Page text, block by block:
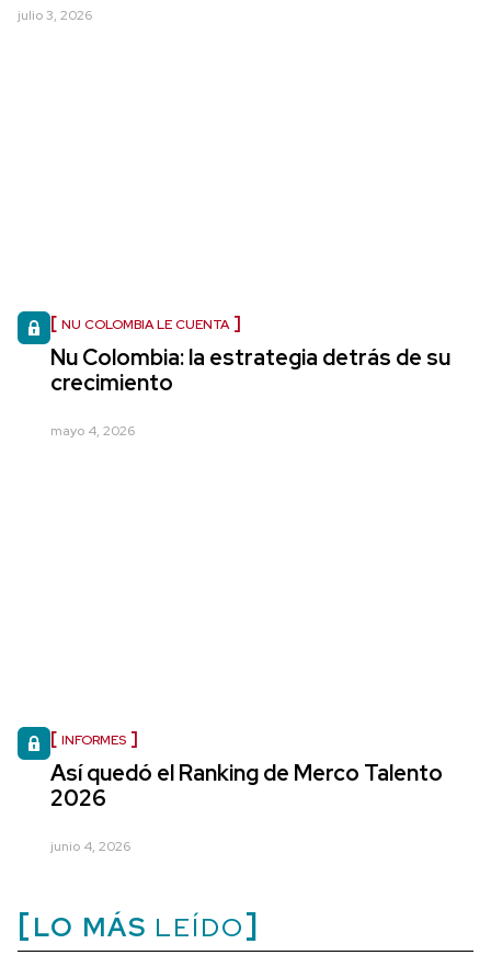
julio 3, 2026
NU COLOMBIA LE CUENTA
Nu Colombia: la estrategia detrás de su
crecimiento
mayo 4, 2026
INFORMES
Así quedó el Ranking de Merco Talento
2026
junio 4, 2026
LO MÁS LEÍDO